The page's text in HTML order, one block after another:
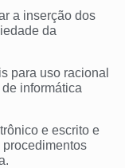
a inserção dos
da
para uso racional
informática
e escrito e